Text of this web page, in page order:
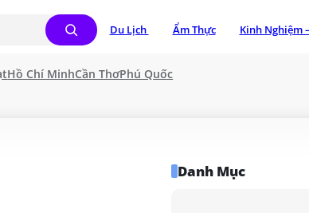
Du Lịch Ẩm Thực Kinh Nghiệm
Hồ Chí MinhCần ThơPhú Quốc
Danh Mục